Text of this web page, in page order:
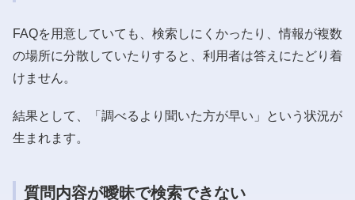
FAQを用意していても、検索しにくかったり、情報が複数
の場所に分散していたりすると、利用者は答えにたどり着
けません。
結果として、「調べるより聞いた方が早い」という状況が
生まれます。
質問内容が曖昧で検索できない